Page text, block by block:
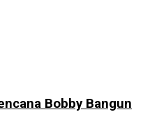
Bobby Bangun